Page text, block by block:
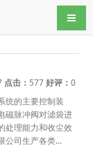
导航
点击： 577好评：0
统的主要控制装
磁脉冲阀对滤袋进
处理能力和收尘效
公司生产各类...